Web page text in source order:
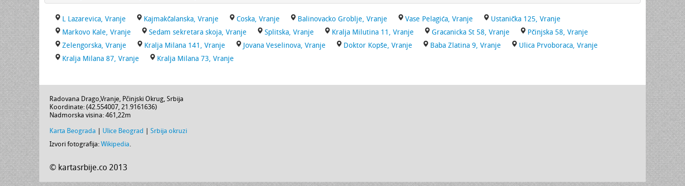
L Lazarevica, Vranje Kajmakčalanska, Vranje Coska, Vranje Balinovacko Groblje, Vranje Vase Pelagića, Vranje
Ustanička 125, Vranje
Markovo Kale, Vranje
Sedam sekretara skoja, Vranje Splitska, Vranje Kralja Milutina 11, Vranje Gracanicka St 58, Vranje
Pčinjska 58, Vranje
Zelengorska, Vranje
Kralja Milana 141, Vranje Jovana Veselinova, Vranje Doktor Kopše, Vranje Baba Zlatina 9, Vranje
Ulica Prvoboraca, Vranje
Kralja Milana 87, Vranje
Kralja Milana 73, Vranje
Radovana Drago,Vranje, Pčinjski Okrug, Srbija
Koordinate: (42.554007, 21.9161636)
Nadmorska visina: 461,22m
Karta Beograda Ulice Beograd
Srbija okruzi
Izvori fotografija: Wikipedia.
© kartasrbije.co 2013